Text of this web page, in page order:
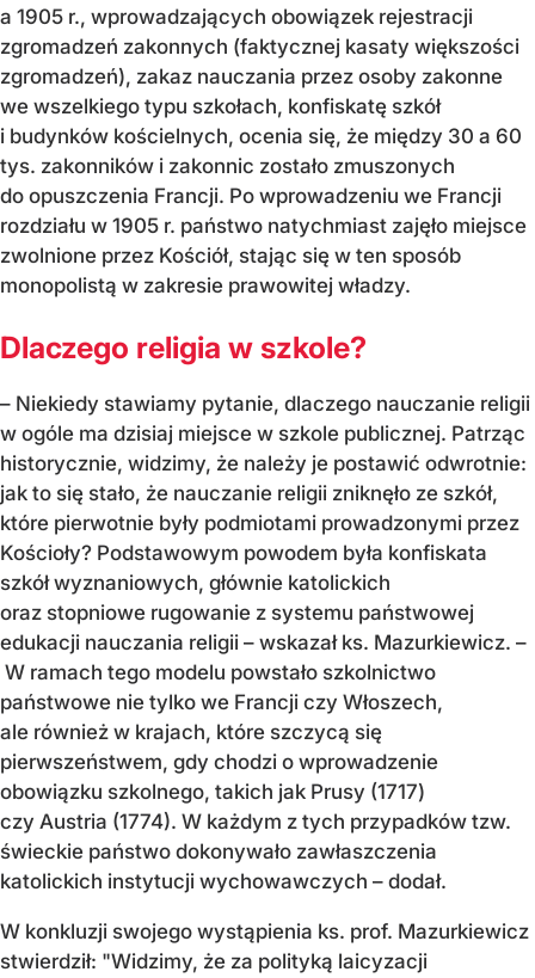
a 1905 r., wprowadzających obowiązek rejestracji
zgromadzeń zakonnych (faktycznej kasaty większości
zgromadzeń), zakaz nauczania przez osoby zakonne
we wszelkiego typu szkołach, konfiskatę szkół
i budynków kościelnych, ocenia się, że między 30 a 60
tys. zakonników i zakonnic zostało zmuszonych
do opuszczenia Francji. Po wprowadzeniu we Francji
rozdziału w 1905 r. państwo natychmiast zajęło miejsce
zwolnione przez Kościół, stając się w ten sposób
monopolistą w zakresie prawowitej władzy.
Dlaczego religia w szkole?
– Niekiedy stawiamy pytanie, dlaczego nauczanie religii
w ogóle ma dzisiaj miejsce w szkole publicznej. Patrząc
historycznie, widzimy, że należy je postawić odwrotnie:
jak to się stało, że nauczanie religii zniknęło ze szkół,
które pierwotnie były podmiotami prowadzonymi przez
Kościoły? Podstawowym powodem była konfiskata
szkół wyznaniowych, głównie katolickich
oraz stopniowe rugowanie z systemu państwowej
edukacji nauczania religii – wskazał ks. Mazurkiewicz. –
W ramach tego modelu powstało szkolnictwo
państwowe nie tylko we Francji czy Włoszech,
ale również w krajach, które szczycą się
pierwszeństwem, gdy chodzi o wprowadzenie
obowiązku szkolnego, takich jak Prusy (1717)
czy Austria (1774). W każdym z tych przypadków tzw.
świeckie państwo dokonywało zawłaszczenia
katolickich instytucji wychowawczych – dodał.
W konkluzji swojego wystąpienia ks. prof. Mazurkiewicz
stwierdził: "Widzimy, że za polityką laicyzacji